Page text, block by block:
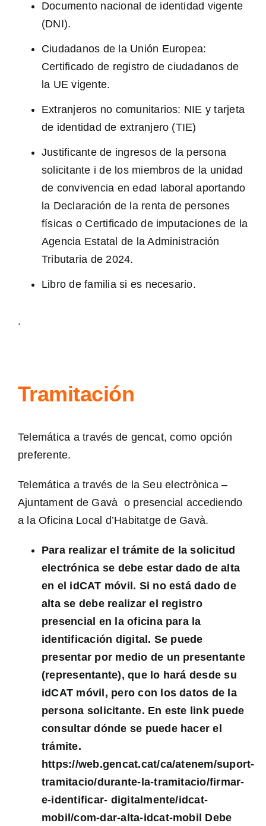
Documento nacional de identidad vigente
(DNI).
Ciudadanos de la Unión Europea:
Certificado de registro de ciudadanos de
la UE vigente.
Extranjeros no comunitarios: NIE y tarjeta
de identidad de extranjero (TIE)
Justificante de ingresos de la persona
solicitante i de los miembros de la unidad
de convivencia en edad laboral aportando
la Declaración de la renta de persones
físicas o Certificado de imputaciones de la
Agencia Estatal de la Administración
Tributaria de 2024.
Libro de familia si es necesario.
.
Tramitación
Telemática a través de gencat, como opción
preferente.
Telemática a través de la Seu electrònica –
Ajuntament de Gavà o presencial accediendo
a la Oficina Local d’Habitatge de Gavà.
Para realizar el trámite de la solicitud
electrónica se debe estar dado de alta
en el idCAT móvil. Si no está dado de
alta se debe realizar el registro
presencial en la oficina para la
identificación digital. Se puede
presentar por medio de un presentante
(representante), que lo hará desde su
idCAT móvil, pero con los datos de la
persona solicitante. En este link puede
consultar dónde se puede hacer el
trámite.
https://web.gencat.cat/ca/atenem/suport-
tramitacio/durante-la-tramitacio/firmar-
e-identificar- digitalmente/idcat-
mobil/com-dar-alta-idcat-mobil Debe